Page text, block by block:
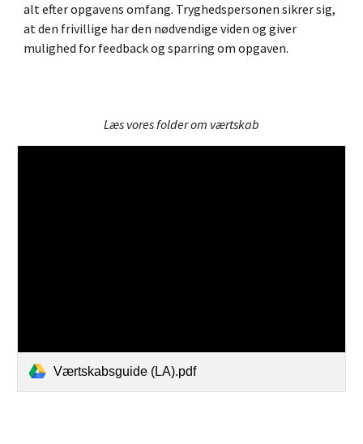
alt efter opgavens omfang. Tryghedspersonen sikrer sig,
at den frivillige har den nødvendige viden og giver
mulighed for feedback og sparring om opgaven.
Læs vores folder om værtskab
Værtskabsguide (LA).pdf